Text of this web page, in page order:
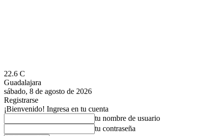
22.6 C
Guadalajara
sábado, 8 de agosto de 2026
Registrarse
¡Bienvenido! Ingresa en tu cuenta
tu nombre de usuario
tu contraseña